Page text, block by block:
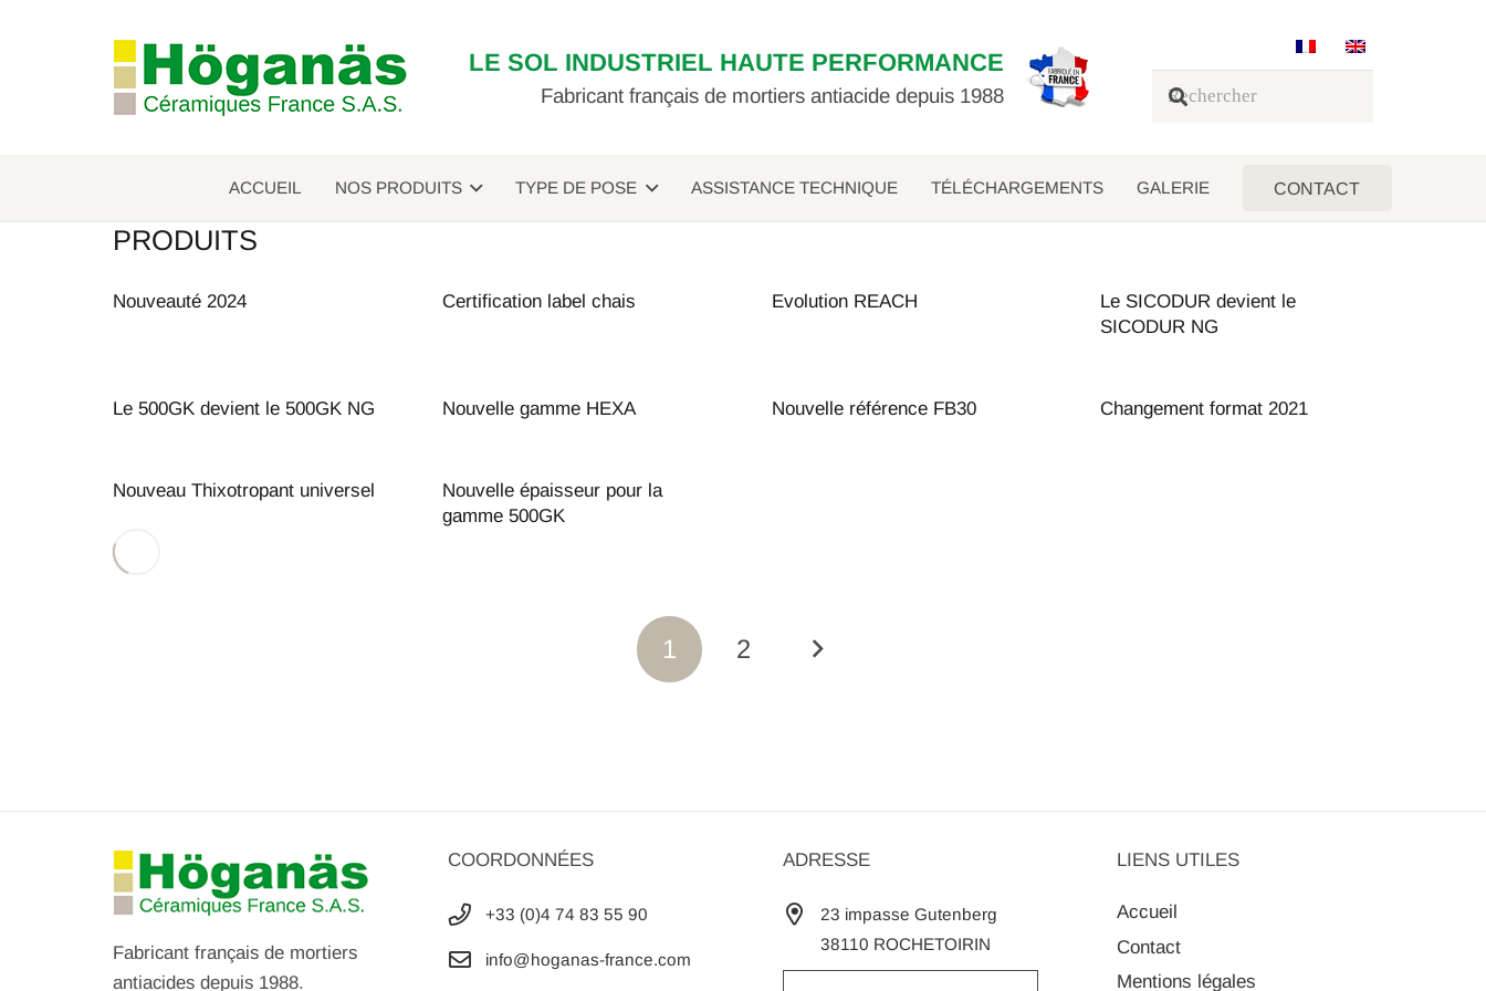
LE SOL INDUSTRIEL HAUTE PERFORMANCE
Fabricant français de mortiers antiacide depuis 1988
ACCUEIL NOS PRODUITS TYPE DE POSE ASSISTANCE TECHNIQUE TÉLÉCHARGEMENTS GALERIE CONTACT
PRODUITS
Nouveauté 2024 Certification label chais Evolution REACH
Le SICODUR devient le
SICODUR NG
Le 500GK devient le 500GK NG Nouvelle gamme HEXA Nouvelle référence FB30 Changement format 2021
Nouveau Thixotropant universel
Nouvelle épaisseur pour la
gamme 500GK
1 2
Fabricant français de mortiers
antiacides depuis 1988.
COORDONNÉES
+33 (0)4 74 83 55 90
info@hoganas-france.com
ADRESSE
23 impasse Gutenberg
38110 ROCHETOIRIN
LIENS UTILES
Accueil
Contact
Mentions légales